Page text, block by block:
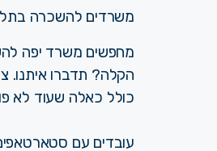
משרדים להשכרה בתל
הקלה? תדברו איתנו.
כולל כאלה שעוד לא
עובדים עם